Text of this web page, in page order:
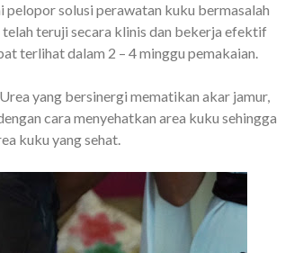
pelopor solusi perawatan kuku bermasalah
telah teruji secara klinis dan bekerja efektif
terlihat dalam 2 – 4 minggu pemakaian.
yang bersinergi mematikan akar jamur,
cara menyehatkan area kuku sehingga
kuku yang sehat.